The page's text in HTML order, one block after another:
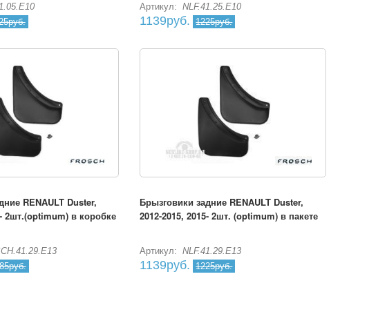
Артикул: NLF.41.25.E10
1139руб. 1225руб.
RENAULT Duster,
2шт.(optimum) в коробке
Брызговики задние RENAULT Duster,
2012-2015, 2015- 2шт. (optimum) в пакете
Артикул: NLF.41.29.E13
1139руб. 1225руб.